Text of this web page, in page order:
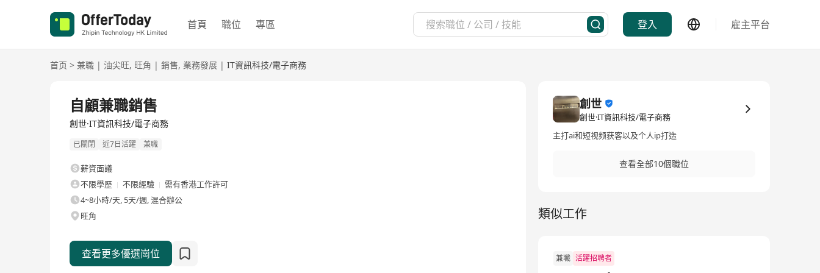
首頁 職位 專區 登入 雇主平台
首页 > 兼職 | 油尖旺, 旺角 | 銷售, 業務發展 | IT資訊科技/電子商務
自顧兼職銷售
創世·IT資訊科技/電子商務
已關閉 近7日活躍 兼職
薪資面議
不限學歷
不限經驗
需有香港工作許可
4~8小時/天, 5天/週, 混合辦公
旺角
查看更多優選崗位
創世
創世·IT資訊科技/電子商務
主打ai和短视频获客以及个人ip打造
查看全部10個職位
類似工作
兼職 活躍招聘者